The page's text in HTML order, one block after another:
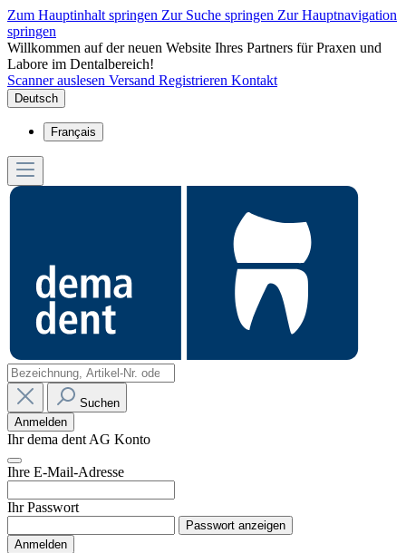
Zum Hauptinhalt springen Zur Suche springen Zur Hauptnavigation
springen
Willkommen auf der neuen Website Ihres Partners für Praxen und
Labore im Dentalbereich!
Scanner auslesen Versand Registrieren Kontakt
Deutsch
Français
Suchen
Anmelden
Ihr dema dent AG Konto
Ihre E-Mail-Adresse
Ihr Passwort
Passwort anzeigen
Anmelden